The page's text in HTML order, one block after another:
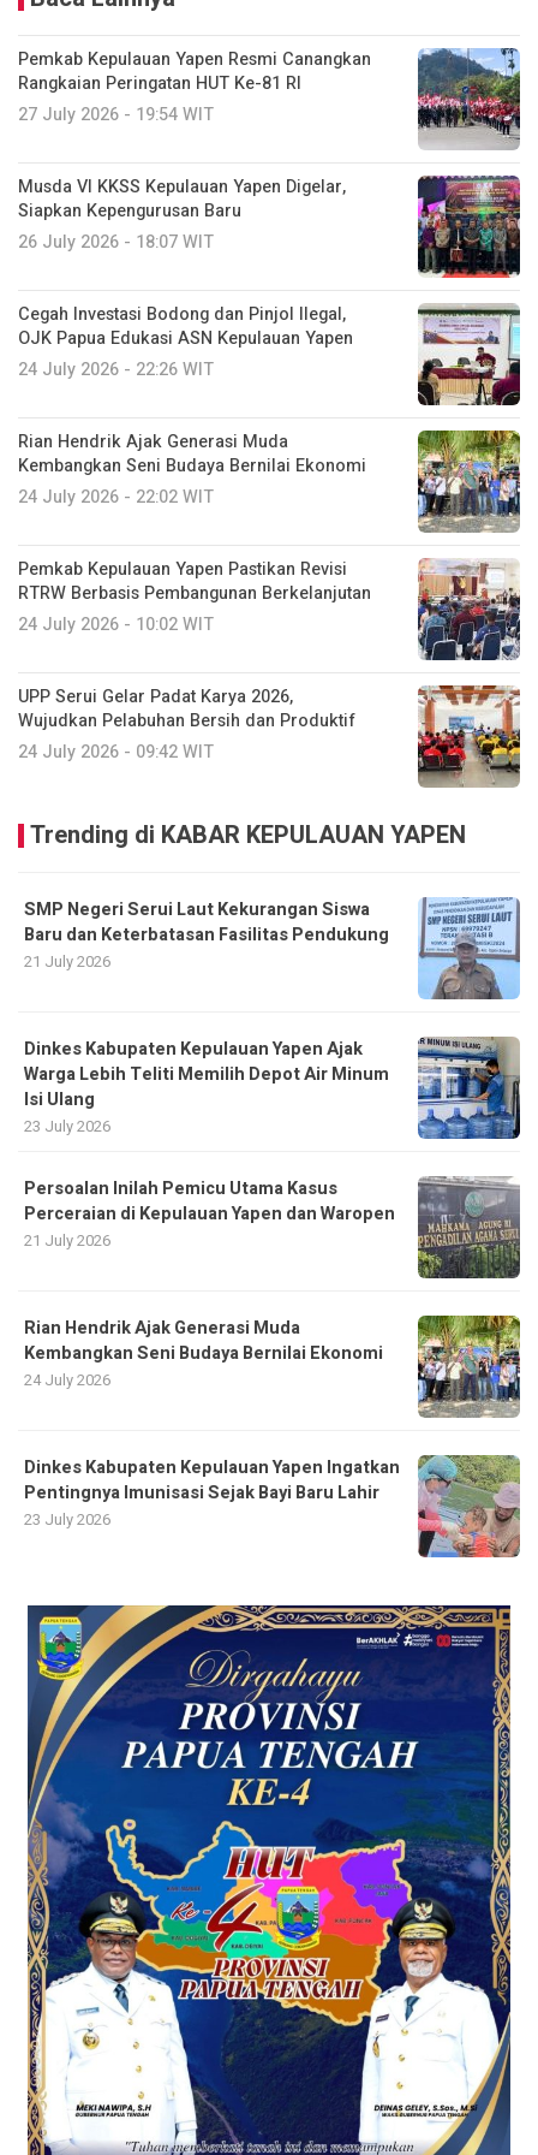
Pemkab Kepulauan Yapen Resmi Canangkan
Rangkaian Peringatan HUT Ke-81 RI
27 July 2026 - 19:54 WIT
Musda VI KKSS Kepulauan Yapen Digelar,
Siapkan Kepengurusan Baru
26 July 2026 - 18:07 WIT
Cegah Investasi Bodong dan Pinjol Ilegal,
OJK Papua Edukasi ASN Kepulauan Yapen
24 July 2026 - 22:26 WIT
Rian Hendrik Ajak Generasi Muda
Kembangkan Seni Budaya Bernilai Ekonomi
24 July 2026 - 22:02 WIT
Pemkab Kepulauan Yapen Pastikan Revisi
RTRW Berbasis Pembangunan Berkelanjutan
24 July 2026 - 10:02 WIT
UPP Serui Gelar Padat Karya 2026,
Wujudkan Pelabuhan Bersih dan Produktif
24 July 2026 - 09:42 WIT
Trending di KABAR KEPULAUAN YAPEN
SMP Negeri Serui Laut Kekurangan Siswa
Baru dan Keterbatasan Fasilitas Pendukung
21 July 2026
Dinkes Kabupaten Kepulauan Yapen Ajak
Warga Lebih Teliti Memilih Depot Air Minum
Isi Ulang
23 July 2026
Persoalan Inilah Pemicu Utama Kasus
Perceraian di Kepulauan Yapen dan Waropen
21 July 2026
Rian Hendrik Ajak Generasi Muda
Kembangkan Seni Budaya Bernilai Ekonomi
24 July 2026
Dinkes Kabupaten Kepulauan Yapen Ingatkan
Pentingnya Imunisasi Sejak Bayi Baru Lahir
23 July 2026